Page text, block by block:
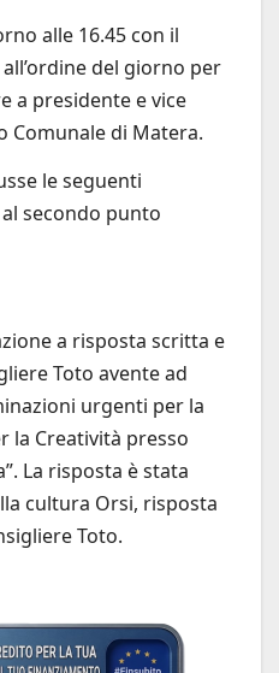
alle 16.45 con il
del giorno per
a presidente e vice
Comunale di Matera.
le seguenti
secondo punto
a risposta scritta e
Toto avente ad
urgenti per la
la Creatività presso
La risposta è stata
cultura Orsi, risposta
Toto.